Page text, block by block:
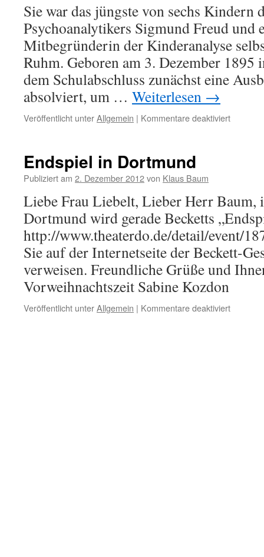
Sie war das jüngste von sechs Kindern
Psychoanalytikers Sigmund Freud und
Mitbegründerin der Kinderanalyse
Ruhm. Geboren am 3. Dezember 1895
dem Schulabschluss zunächst eine
absolviert, um … Weiterlesen →
Veröffentlicht unterAllgemein | Kommentare deaktiviert
Endspiel in Dortmund
Publiziert am 2. Dezember 2012von Klaus Baum
Liebe Frau Liebelt, Lieber Herr Baum,
Dortmund wird gerade Becketts
http://www.theaterdo.de/detail/event/
Sie auf der Internetseite der Beckett-
verweisen. Freundliche Grüße und
Vorweihnachtszeit Sabine Kozdon
Veröffentlicht unterAllgemein | Kommentare deaktiviert